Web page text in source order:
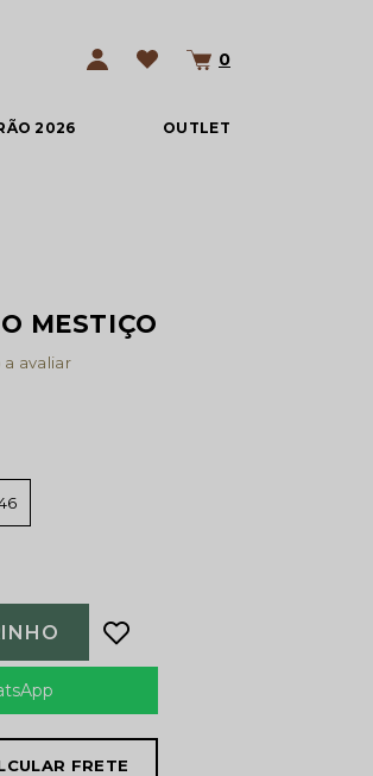
0
2026 OUTLET
MESTIÇO
avaliar
FRETE